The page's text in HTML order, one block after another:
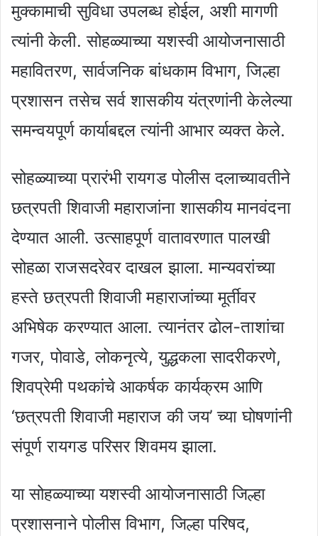
मुक्कामाची सुविधा उपलब्ध होईल, अशी मागणी
त्यांनी केली. सोहळ्याच्या यशस्वी आयोजनासाठी
महावितरण, सार्वजनिक बांधकाम विभाग, जिल्हा
प्रशासन तसेच सर्व शासकीय यंत्रणांनी केलेल्या
समन्वयपूर्ण कार्याबद्दल त्यांनी आभार व्यक्त केले.
सोहळ्याच्या प्रारंभी रायगड पोलीस दलाच्यावतीने
छत्रपती शिवाजी महाराजांना शासकीय मानवंदना
देण्यात आली. उत्साहपूर्ण वातावरणात पालखी
सोहळा राजसदरेवर दाखल झाला. मान्यवरांच्या
हस्ते छत्रपती शिवाजी महाराजांच्या मूर्तीवर
अभिषेक करण्यात आला. त्यानंतर ढोल-ताशांचा
गजर, पोवाडे, लोकनृत्ये, युद्धकला सादरीकरणे,
शिवप्रेमी पथकांचे आकर्षक कार्यक्रम आणि
‘छत्रपती शिवाजी महाराज की जय’ च्या घोषणांनी
संपूर्ण रायगड परिसर शिवमय झाला.
या सोहळ्याच्या यशस्वी आयोजनासाठी जिल्हा
प्रशासनाने पोलीस विभाग, जिल्हा परिषद,